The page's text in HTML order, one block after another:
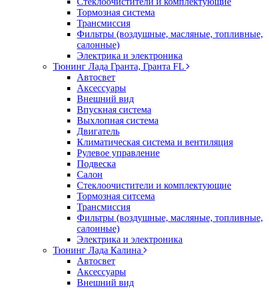
Тормозная система
Трансмиссия
Фильтры (воздушные, масляные, топливные,
салонные)
Электрика и электроника
Тюнинг Лада Гранта, Гранта FL
Автосвет
Аксессуары
Внешний вид
Впускная система
Выхлопная система
Двигатель
Климатическая система и вентиляция
Рулевое управление
Подвеска
Салон
Стеклоочистители и комплектующие
Тормозная ситсема
Трансмиссия
Фильтры (воздушные, масляные, топливные,
салонные)
Электрика и электроника
Тюнинг Лада Калина
Автосвет
Аксессуары
Внешний вид